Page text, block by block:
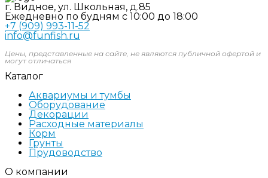
г. Видное, ул. Школьная, д.85
Ежедневно по будням с 10:00 до 18:00
+7 (909) 993-11-52
info@funfish.ru
Цены, представленные на сайте, не являются публичной офертой и
могут отличаться
Каталог
Аквариумы и тумбы
Оборудование
Декорации
Расходные материалы
Корм
Грунты
Прудоводство
О компании